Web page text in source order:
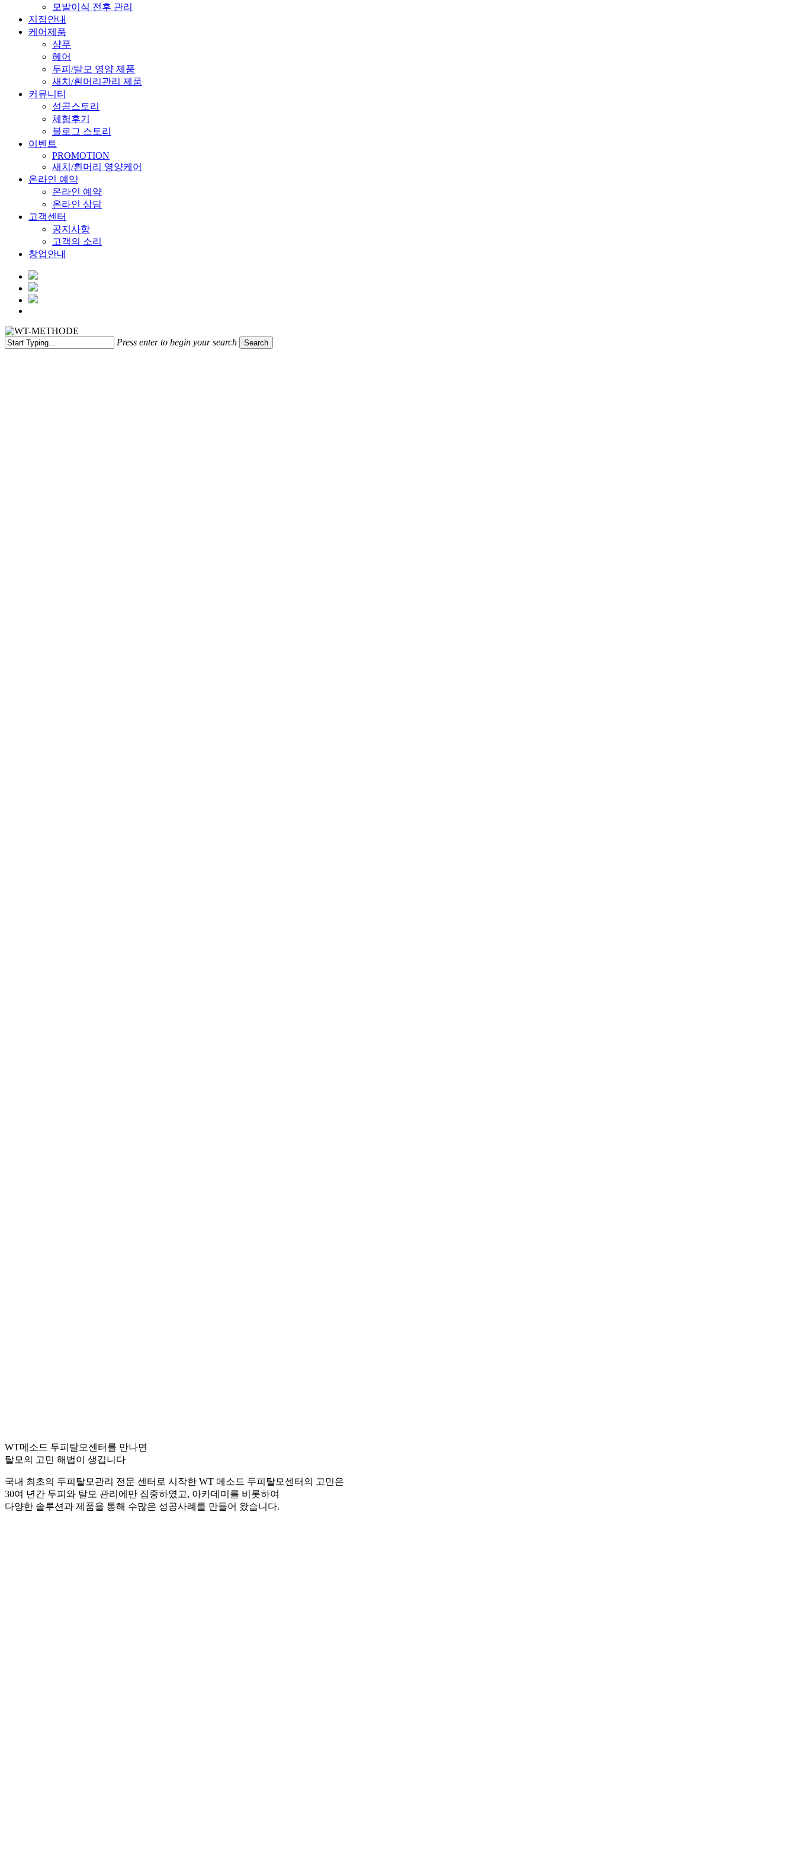
모발이식 전후 관리
지점안내
케어제품
샴푸
헤어
두피/탈모 영양 제품
새치/흰머리관리 제품
커뮤니티
성공스토리
체험후기
블로그 스토리
이벤트
PROMOTION
새치/흰머리 영양케어
온라인 예약
온라인 예약
온라인 상담
고객센터
공지사항
고객의 소리
창업안내
Press enter to begin your search Search
WT메소드 두피탈모센터를 만나면
탈모의 고민 해법이 생깁니다
국내 최초의 두피탈모관리 전문 센터로 시작한 WT 메소드 두피탈모센터의 고민은
30여 년간 두피와 탈모 관리에만 집중하였고, 아카데미를 비롯하여
다양한 솔루션과 제품을 통해 수많은 성공사례를 만들어 왔습니다.